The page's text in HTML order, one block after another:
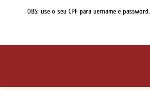
OBS: use o seu CPF para uername e password.